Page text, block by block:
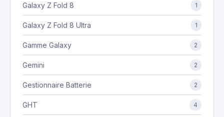
Galaxy Z Fold 8 1
Galaxy Z Fold 8 Ultra 1
Gamme Galaxy 2
Gemini 2
Gestionnaire Batterie 2
GHT 4